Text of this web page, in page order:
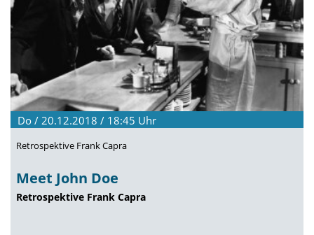
Do / 20.12.2018 / 18:45 Uhr
Retrospektive Frank Capra
Meet John Doe
Retrospektive Frank Capra